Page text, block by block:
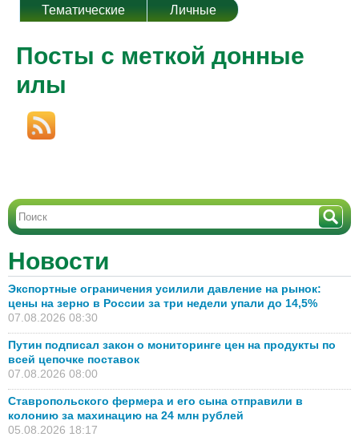
Тематические
Личные
Посты с меткой донные
илы
Новости
Экспортные ограничения усилили давление на рынок:
цены на зерно в России за три недели упали до 14,5%
07.08.2026 08:30
Путин подписал закон о мониторинге цен на продукты по
всей цепочке поставок
07.08.2026 08:00
Ставропольского фермера и его сына отправили в
колонию за махинацию на 24 млн рублей
05.08.2026 18:17